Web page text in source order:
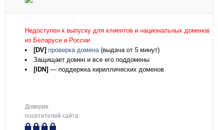
Недоступен к выпуску для клиентов и национальных доменов
из Беларуси и России
[DV] проверка домена(выдача от 5 минут)
Защищает домен и все его поддомены
[IDN] — поддержка кириллических доменов
Доверие
посетителей сайта: